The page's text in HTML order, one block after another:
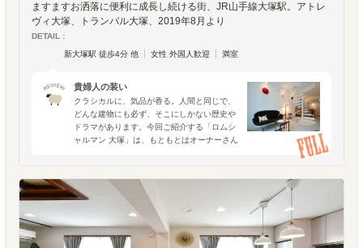
ますますお洒落に便利に成長し続ける街、JR山手線大塚駅。アトレ
ヴィ大塚、トランパル大塚、2019年8月より
DETAIL :
新大塚駅 徒歩4分 他
女性 外国人歓迎 満室
貴婦人の装い
クラシカルに、気品が香る。人間と同じで、
どんな建物にも必ず、そこにしかない歴史や
ドラマがあります。今回ご紹介する「ロムシ
ャルマン 大塚」は、もともとはオーナーさん
う新築物件。しかし紆余曲折を経て、将来的
な活用方法として視